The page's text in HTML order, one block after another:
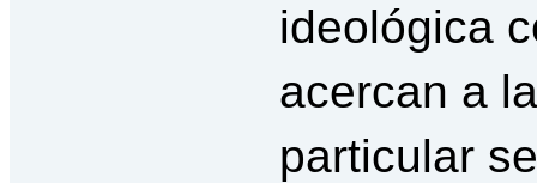
ideológica
acercan a
particular